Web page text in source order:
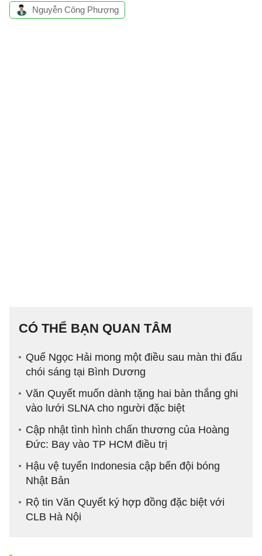
Nguyễn Công Phượng
CÓ THỂ BẠN QUAN TÂM
Quế Ngọc Hải mong một điều sau màn thi đấu
chói sáng tại Bình Dương
Văn Quyết muốn dành tặng hai bàn thắng ghi
vào lưới SLNA cho người đặc biệt
Cập nhật tình hình chấn thương của Hoàng
Đức: Bay vào TP HCM điều trị
Hậu vệ tuyển Indonesia cập bến đội bóng
Nhật Bản
Rộ tin Văn Quyết ký hợp đồng đặc biệt với
CLB Hà Nội